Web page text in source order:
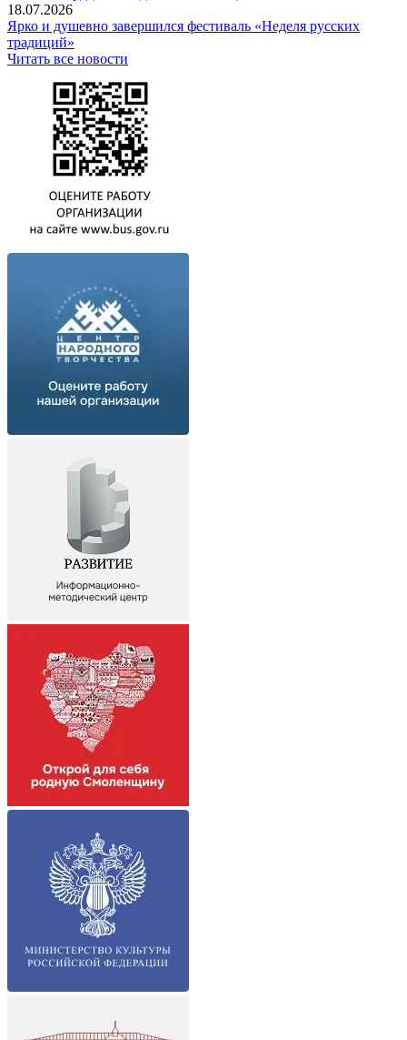
18.07.2026
Ярко и душевно завершился фестиваль «Неделя русских
традиций»
Читать все новости